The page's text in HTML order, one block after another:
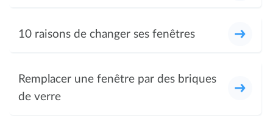
10 raisons de changer ses fenêtres
Remplacer une fenêtre par des briques
de verre